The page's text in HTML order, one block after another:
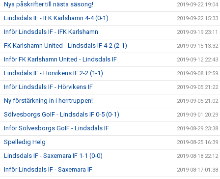
Nya påskrifter till nästa säsong! 2019-09-22 19:04
Lindsdals IF - IFK Karlshamn 4-4 (0-1) 2019-09-22 15:33
Inför Lindsdals IF - IFK Karlshamn 2019-09-19 23:11
FK Karlshamn United - Lindsdals IF 4-2 (2-1) 2019-09-15 13:32
Inför FK Karlshamn United - Lindsdals IF 2019-09-12 22:43
Lindsdals IF - Hörvikens IF 2-2 (1-1) 2019-09-08 12:59
Inför Lindsdals IF - Hörvikens IF 2019-09-05 21:22
Ny förstärkning in i herrtruppen! 2019-09-05 21:02
Sölvesborgs GoIF - Lindsdals IF 0-5 (0-1) 2019-09-01 20:29
Inför Sölvesborgs GoIF - Lindsdals IF 2019-08-29 23:38
Spelledig Helg 2019-08-25 16:39
Lindsdals IF - Saxemara IF 1-1 (0-0) 2019-08-18 22:12
Inför Lindsdals IF - Saxemara IF 2019-08-17 01:38